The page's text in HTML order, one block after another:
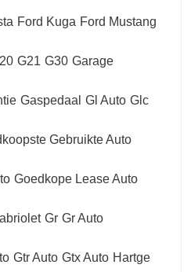
Ford Kuga Ford Mustang
G21 G30 Garage
Gaspedaal Gl Auto Glc
Gebruikte Auto
Goedkope Lease Auto
Gr Gr Auto
Gtr Auto Gtx Auto Hartge